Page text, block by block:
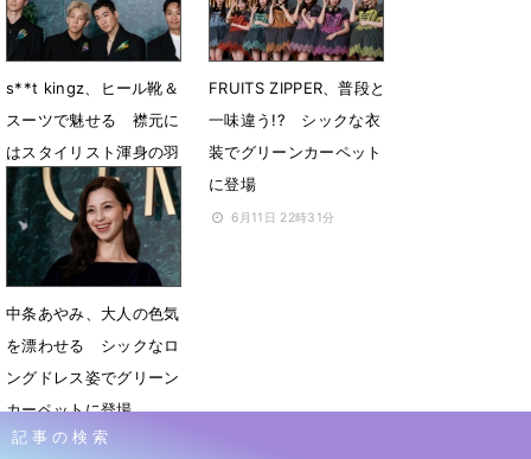
6月14日 07時00分
s**t kingz、ヒール靴＆
スーツで魅せる 襟元に
はスタイリスト渾身の羽
飾り
6月11日 23時18分
FRUITS ZIPPER、普段と
一味違う!? シックな衣
装でグリーンカーペット
に登場
6月11日 22時31分
中条あやみ、大人の色気
を漂わせる シックなロ
ングドレス姿でグリーン
カーペットに登場
6月11日 17時45分
記事の検索